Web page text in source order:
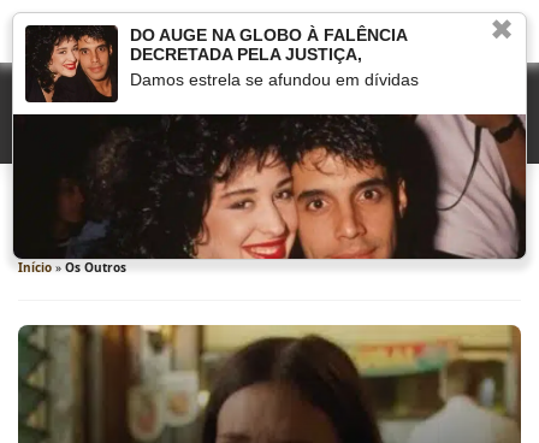
Os Outros
Início » Os Outros
✖
DO AUGE NA GLOBO À FALÊNCIA
DECRETADA PELA JUSTIÇA,
Damos estrela se afundou em dívidas